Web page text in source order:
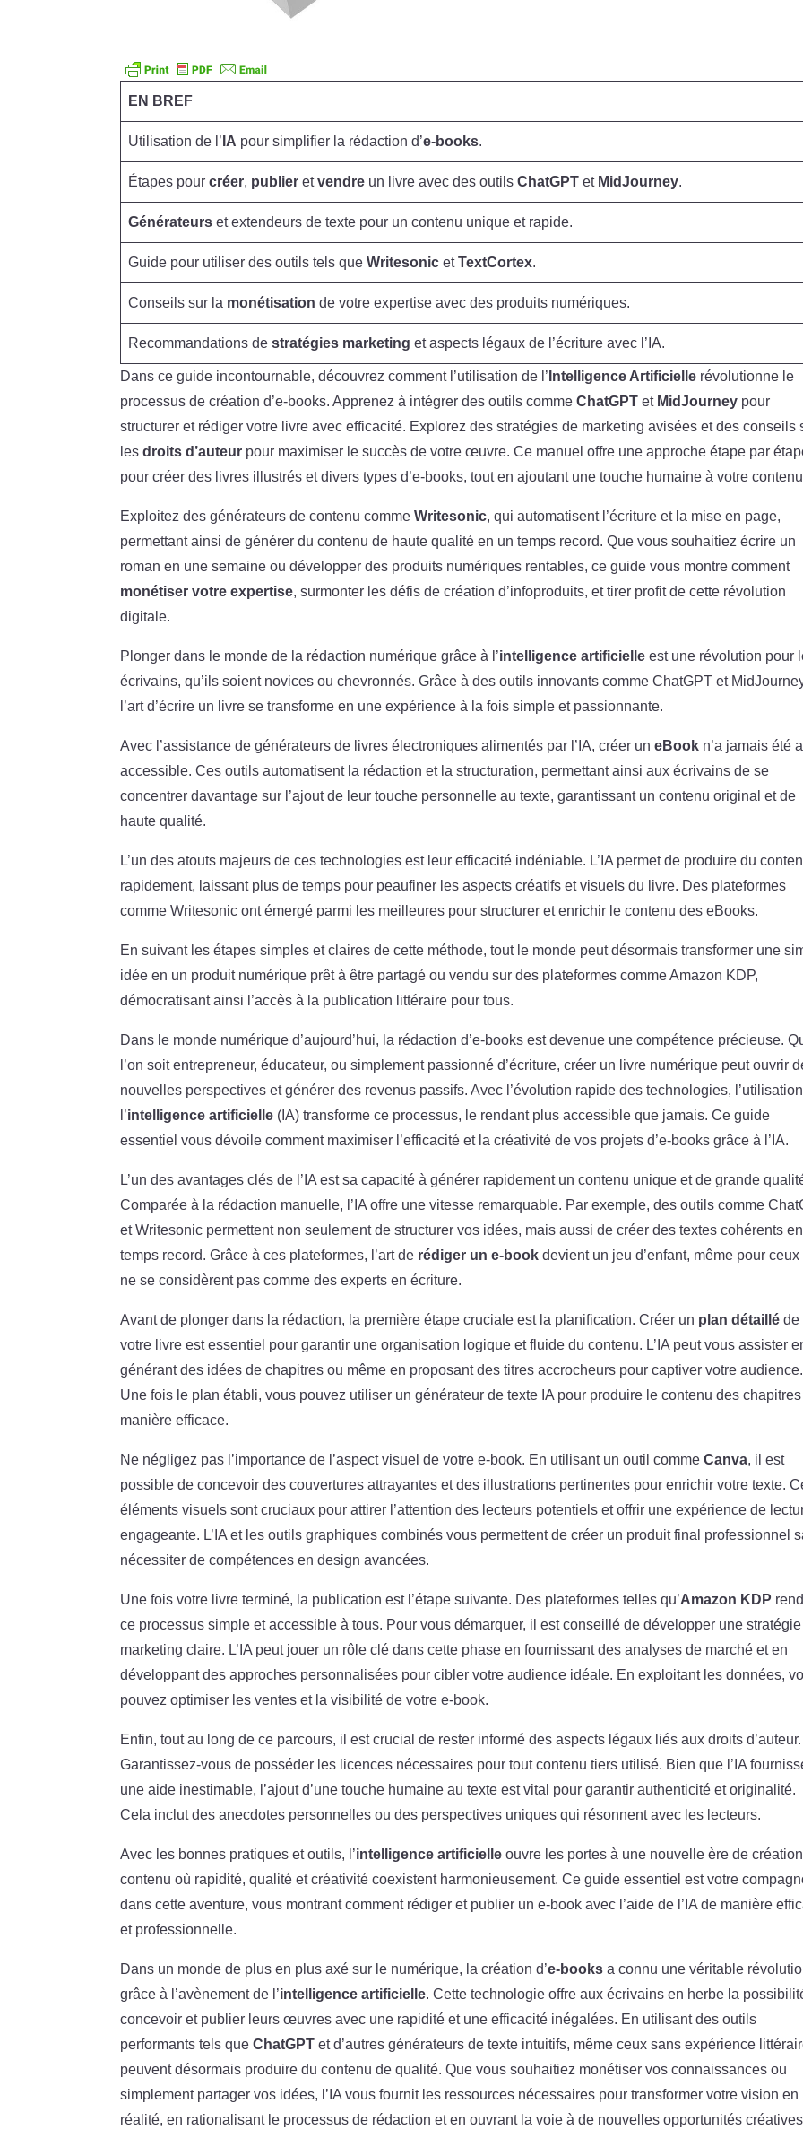
EN BREF
Utilisation de l’ IA pour simplifier la rédaction d’e-books.
Étapes pourcréer, publier etvendre un livre avec des outilsChatGPT et MidJourney.
Générateurs et extendeurs de texte pour un contenu unique et rapide.
Guide pour utiliser des outils tels queWritesonic etTextCortex.
Conseils sur la monétisation de votre expertise avec des produits numériques.
Recommandations destratégies marketing et aspects légaux de l’écriture avec l’IA.
Dans ce guide incontournable, découvrez comment l’utilisation de l’ Intelligence Artificielle révolutionne le
processus de création d’e-books. Apprenez à intégrer des outils commeChatGPT et MidJourney pour
structurer et rédiger votre livre avec efficacité. Explorez des stratégies de marketing avisées et des conseils
lesdroits d’auteur pour maximiser le succès de votre œuvre. Ce manuel offre une approche étape par
pour créer des livres illustrés et divers types d’e-books, tout en ajoutant une touche humaine à votre
Exploitez des générateurs de contenu commeWritesonic, qui automatisent l’écriture et la mise en page,
permettant ainsi de générer du contenu de haute qualité en un temps record. Que vous souhaitiez écrire un
roman en une semaine ou développer des produits numériques rentables, ce guide vous montre comment
monétiser votre expertise, surmonter les défis de création d’infoproduits, et tirer profit de cette révolution
digitale.
Plonger dans le monde de la rédaction numérique grâce à l’intelligence artificielle est une révolution pour
écrivains, qu’ils soient novices ou chevronnés. Grâce à des outils innovants comme ChatGPT et
l’art d’écrire un livre se transforme en une expérience à la fois simple et passionnante.
Avec l’assistance de générateurs de livres électroniques alimentés par l’IA, créer uneBook n’a jamais été
accessible. Ces outils automatisent la rédaction et la structuration, permettant ainsi aux écrivains de se
concentrer davantage sur l’ajout de leur touche personnelle au texte, garantissant un contenu original et de
haute qualité.
L’un des atouts majeurs de ces technologies est leur efficacité indéniable. L’IA permet de produire du
rapidement, laissant plus de temps pour peaufiner les aspects créatifs et visuels du livre. Des plateformes
comme Writesonic ont émergé parmi les meilleures pour structurer et enrichir le contenu des eBooks.
En suivant les étapes simples et claires de cette méthode, tout le monde peut désormais transformer une
idée en un produit numérique prêt à être partagé ou vendu sur des plateformes comme Amazon KDP,
démocratisant ainsi l’accès à la publication littéraire pour tous.
Dans le monde numérique d’aujourd’hui, la rédaction d’e-books est devenue une compétence précieuse.
l’on soit entrepreneur, éducateur, ou simplement passionné d’écriture, créer un livre numérique peut ouvrir
nouvelles perspectives et générer des revenus passifs. Avec l’évolution rapide des technologies,
l’intelligence artificielle (IA) transforme ce processus, le rendant plus accessible que jamais. Ce guide
essentiel vous dévoile comment maximiser l’efficacité et la créativité de vos projets d’e-books grâce à l’IA.
L’un des avantages clés de l’IA est sa capacité à générer rapidement un contenu unique et de grande
Comparée à la rédaction manuelle, l’IA offre une vitesse remarquable. Par exemple, des outils comme
et Writesonic permettent non seulement de structurer vos idées, mais aussi de créer des textes cohérents
temps record. Grâce à ces plateformes, l’art de rédiger un e-book devient un jeu d’enfant, même pour ceux
ne se considèrent pas comme des experts en écriture.
Avant de plonger dans la rédaction, la première étape cruciale est la planification. Créer un plan détaillé de
votre livre est essentiel pour garantir une organisation logique et fluide du contenu. L’IA peut vous assister
générant des idées de chapitres ou même en proposant des titres accrocheurs pour captiver votre audience.
Une fois le plan établi, vous pouvez utiliser un générateur de texte IA pour produire le contenu des
manière efficace.
Ne négligez pas l’importance de l’aspect visuel de votre e-book. En utilisant un outil commeCanva, il est
possible de concevoir des couvertures attrayantes et des illustrations pertinentes pour enrichir votre texte.
éléments visuels sont cruciaux pour attirer l’attention des lecteurs potentiels et offrir une expérience de
engageante. L’IA et les outils graphiques combinés vous permettent de créer un produit final professionnel
nécessiter de compétences en design avancées.
Une fois votre livre terminé, la publication est l’étape suivante. Des plateformes telles qu’Amazon KDP
ce processus simple et accessible à tous. Pour vous démarquer, il est conseillé de développer une
marketing claire. L’IA peut jouer un rôle clé dans cette phase en fournissant des analyses de marché et en
développant des approches personnalisées pour cibler votre audience idéale. En exploitant les données,
pouvez optimiser les ventes et la visibilité de votre e-book.
Enfin, tout au long de ce parcours, il est crucial de rester informé des aspects légaux liés aux droits d’auteur.
Garantissez-vous de posséder les licences nécessaires pour tout contenu tiers utilisé. Bien que l’IA
une aide inestimable, l’ajout d’une touche humaine au texte est vital pour garantir authenticité et originalité.
Cela inclut des anecdotes personnelles ou des perspectives uniques qui résonnent avec les lecteurs.
Avec les bonnes pratiques et outils, l’intelligence artificielle ouvre les portes à une nouvelle ère de
contenu où rapidité, qualité et créativité coexistent harmonieusement. Ce guide essentiel est votre
dans cette aventure, vous montrant comment rédiger et publier un e-book avec l’aide de l’IA de manière
et professionnelle.
Dans un monde de plus en plus axé sur le numérique, la création d’e-books a connu une véritable
grâce à l’avènement de l’intelligence artificielle. Cette technologie offre aux écrivains en herbe la
concevoir et publier leurs œuvres avec une rapidité et une efficacité inégalées. En utilisant des outils
performants tels queChatGPT et d’autres générateurs de texte intuitifs, même ceux sans expérience
peuvent désormais produire du contenu de qualité. Que vous souhaitiez monétiser vos connaissances ou
simplement partager vos idées, l’IA vous fournit les ressources nécessaires pour transformer votre vision en
réalité, en rationalisant le processus de rédaction et en ouvrant la voie à de nouvelles opportunités